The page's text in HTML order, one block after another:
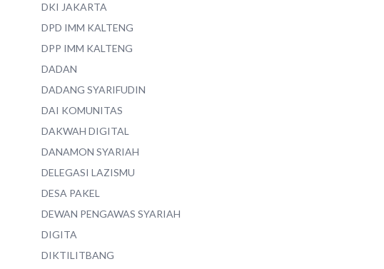
DKI JAKARTA
DPD IMM KALTENG
DPP IMM KALTENG
DADAN
DADANG SYARIFUDIN
DAI KOMUNITAS
DAKWAH DIGITAL
DANAMON SYARIAH
DELEGASI LAZISMU
DESA PAKEL
DEWAN PENGAWAS SYARIAH
DIGITA
DIKTILITBANG